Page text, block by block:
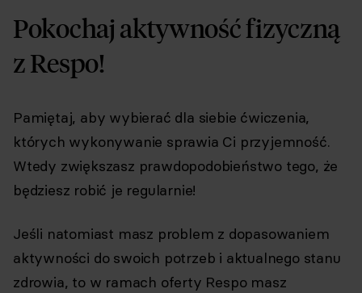
Wrzosek Witkowski SK, Respo
Wydawnictwo S.C. oraz RespoMed sp.z
tym wyrażam zgodę na przetwarzanie
drogą elektroniczną, zgodnie z art. 6 ust. 1
lit a RODO, a także
komunikację/przesyłanie informacji
z art. 398 ustawy Prawo komunikacji
elektronicznej z dnia 12 lipca 2024 r. (Dz. U.
elektroniczną za pośrednictwem
Współadministratorów (Respo Wrzosek
Witkowski SK, Respo Wydawnictwo S.C.
Pokochaj aktywność fizyczną
z Respo!
Pamiętaj, aby wybierać dla siebie ćwiczenia,
których wykonywanie sprawia Ci przyjemność.
Wtedy zwiększasz prawdopodobieństwo tego, że
będziesz robić je regularnie!
Jeśli natomiast masz problem z dopasowaniem
aktywności do swoich potrzeb i aktualnego stanu
zdrowia, to w ramach oferty Respo masz